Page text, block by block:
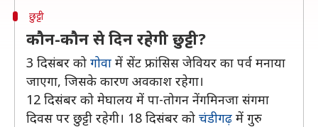
छुट्टी
कौन-कौन से दिन रहेगी छुट्टी?
3 दिसंबर को गोवा में सेंट फ्रांसिस जेवियर का पर्व मनाया
जाएगा, जिसके कारण अवकाश रहेगा।
12 दिसंबर को मेघालय में पा-तोगन नेंगमिनजा संगमा
दिवस पर छुट्टी रहेगी। 18 दिसंबर को चंडीगढ़ में गुरु